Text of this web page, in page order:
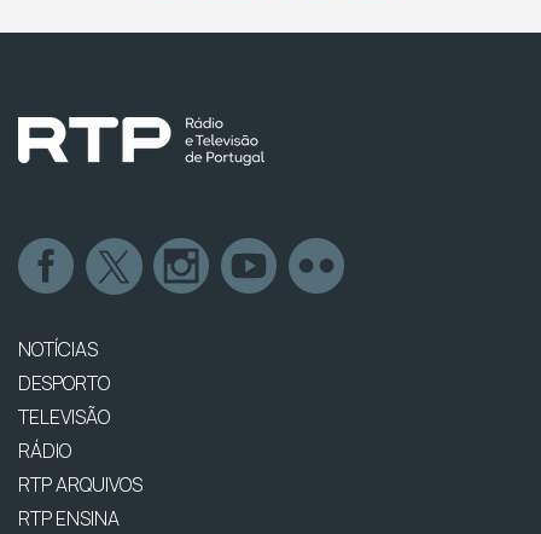
NOTÍCIAS
DESPORTO
TELEVISÃO
RÁDIO
RTP ARQUIVOS
RTP ENSINA